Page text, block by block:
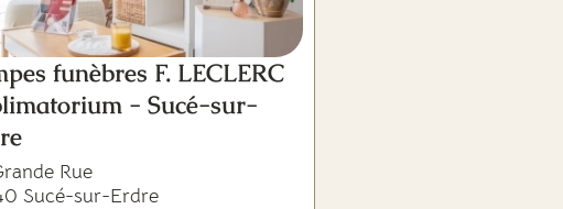
funèbres F. LECLERC
- Sucé-sur-
Rue
Sucé-sur-Erdre